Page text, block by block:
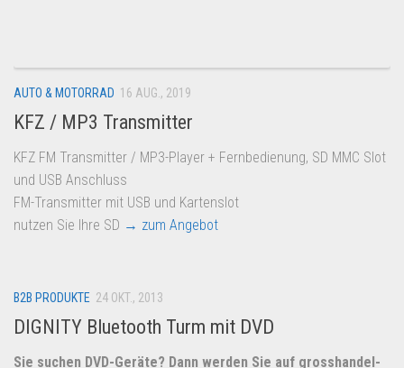
Amazon
Aldi
Lidl
Kostenlos verkaufen
Anmelden
Newsletter
AUTO & MOTORRAD 16 AUG., 2019
KFZ / MP3 Transmitter
KFZ FM Transmitter / MP3-Player + Fernbedienung, SD MMC Slot
und USB Anschluss
FM-Transmitter mit USB und Kartenslot
nutzen Sie Ihre SD → zum Angebot
B2B PRODUKTE 24 OKT., 2013
DIGNITY Bluetooth Turm mit DVD
Sie suchen DVD-Geräte? Dann werden Sie auf grosshandel-